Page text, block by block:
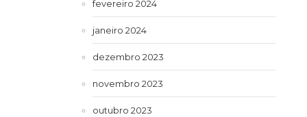
fevereiro 2024
janeiro 2024
dezembro 2023
novembro 2023
outubro 2023